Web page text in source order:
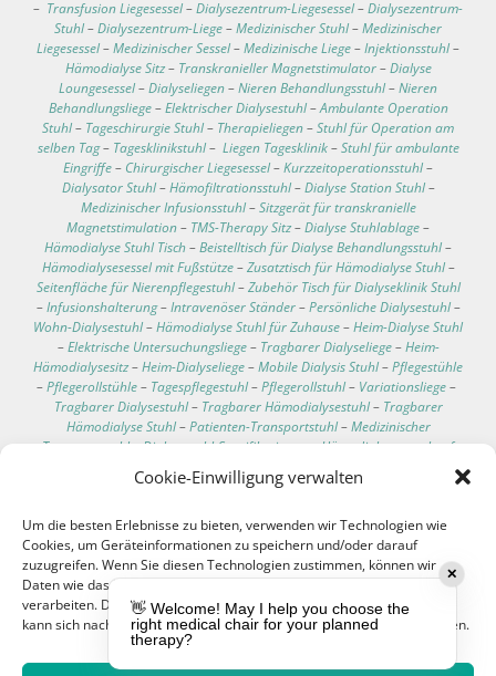
Cookie-Einwilligung verwalten
Um die besten Erlebnisse zu bieten, verwenden wir Technologien wie
Cookies, um Geräteinformationen zu speichern und/oder darauf
zuzugreifen. Wenn Sie diesen Technologien zustimmen, können wir
Daten wie das Surfverhalten oder eindeutige IDs auf dieser Website
verarbeiten. Die Nichteinwilligung oder der Widerruf der Einwilligung
kann sich nachteilig auf bestimmte Merkmale und Funktionen auswirken.
– Transfusion Liegesessel–Dialysezentrum-Liegesessel–Dialysezentrum-
Stuhl–Dialysezentrum-Liege–Medizinischer Stuhl–Medizinischer
Liegesessel–Medizinischer Sessel–Medizinische Liege–Injektionsstuhl–
Hämodialyse Sitz– Transkranieller Magnetstimulator–Dialyse
Loungesessel–Dialyseliegen–Nieren Behandlungsstuhl–Nieren
Behandlungsliege–Elektrischer Dialysestuhl–Ambulante Operation
Stuhl– Tageschirurgie Stuhl– Therapieliegen–Stuhl für Operation am
selben Tag– Tagesklinikstuhl– Liegen Tagesklinik–Stuhl für ambulante
Eingriffe– Chirurgischer Liegesessel–Kurzzeitoperationsstuhl–
Dialysator Stuhl–Hämofiltrationsstuhl–Dialyse Station Stuhl–
Medizinischer Infusionsstuhl–Sitzgerät für transkranielle
Magnetstimulation– TMS-Therapy Sitz–Dialyse Stuhlablage–
Hämodialyse Stuhl Tisch–Beistelltisch für Dialyse Behandlungsstuhl–
Hämodialysesessel mit Fußstütze–Zusatztisch für Hämodialyse Stuhl–
Seitenfläche für Nierenpflegestuhl–Zubehör Tisch für Dialyseklinik Stuhl
–Infusionshalterung–Intravenöser Ständer–Persönliche Dialysestuhl–
Wohn-Dialysestuhl–Hämodialyse Stuhl für Zuhause–Heim-Dialyse Stuhl
–Elektrische Untersuchungsliege– Tragbarer Dialyseliege–Heim-
Hämodialysesitz–Heim-Dialyseliege–Mobile Dialysis Stuhl–Pflegestühle
–Pflegerollstühle– Tagespflegestuhl–Pflegerollstuhl– Variationsliege–
Tragbarer Dialysestuhl– Tragbarer Hämodialysestuhl– Tragbarer
Hämodialyse Stuhl–Patienten-Transportstuhl–Medizinischer
Transportstuhl– Dialysestuhl-Spezifikationen
Hämodialysesessel auf
Bester Liegesessel für Dialysepatienten
Bequeme Dialyse Stühle
Technische Daten des Dialysestuhls–Klinischer Pflegeliegesessel
Bluttransfusionsliege –Chemotherapie Stuhl–Blutspende Liege–
Infusions Liegesessel–Hämodialyse Patient Stuhl–Dialysepatienten
Stuhl–Multifunktionaler Stuhl–Dialyse-Behandlungsliege–
Bluttransfusion Stuhl
Multifunktionsstuhl–Transfusions-Stuhl–Patienten-Stuhl
Behandlungstisch–Elektrischer Behandlungstisch–Untersuchungsliege
mit verstellbarer Rückenlehne
Behandlungstisch auf Rollen–Manueller Behandlungstisch–Dreiteiliger
✕
👋 Welcome! May I help you choose the
right medical chair for your planned
therapy?